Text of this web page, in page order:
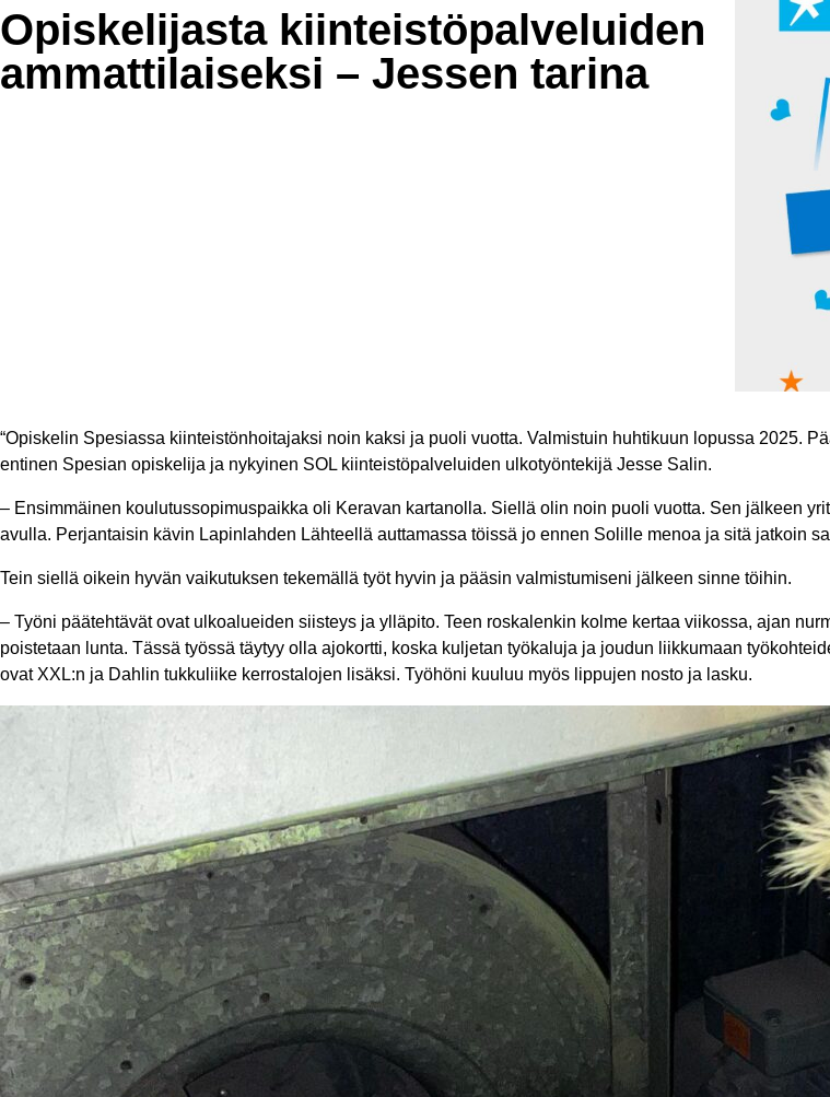
Opiskelijasta kiinteis­tö­pal­ve­luiden
ammat­ti­lai­seksi – Jessen tarina
“Opiskelin Spesiassa kiinteistönhoitajaksi noin kaksi ja puoli vuotta. Valmistuin huhtikuun lopussa 2025.
entinen Spesian opiskelija ja nykyinen SOL kiinteistöpalveluiden ulkotyöntekijä Jesse Salin.
– Ensimmäinen koulutussopimuspaikka oli Keravan kartanolla. Siellä olin noin puoli vuotta. Sen jälkeen
avulla. Perjantaisin kävin Lapinlahden Lähteellä auttamassa töissä jo ennen Solille menoa ja sitä jatkoin
Tein siellä oikein hyvän vaikutuksen tekemällä työt hyvin ja pääsin valmistumiseni jälkeen sinne töihin.
– Työni päätehtävät ovat ulkoalueiden siisteys ja ylläpito. Teen roskalenkin kolme kertaa viikossa, ajan
poistetaan lunta. Tässä työssä täytyy olla ajokortti, koska kuljetan työkaluja ja joudun liikkumaan
ovat XXL:n ja Dahlin tukkuliike kerrostalojen lisäksi. Työhöni kuuluu myös lippujen nosto ja lasku.